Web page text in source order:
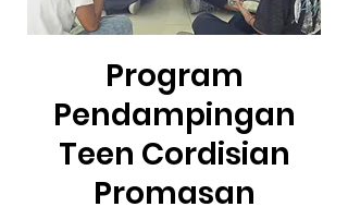
Program
Pendampingan
Teen Cordisian
Promasan